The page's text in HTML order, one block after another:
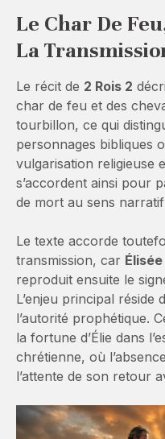
Le Char De
La
Le récit de 2 Rois 2
char de feu et des
tourbillon, ce qui
personnages bibliques
vulgarisation religieuse
s’accordent ainsi pour
de mort au sens
Le texte accorde
transmission, car Élisée
reproduit ensuite le
L’enjeu principal réside
l’autorité prophétique.
la fortune d’Élie dans
chrétienne, où
l’attente de son retour